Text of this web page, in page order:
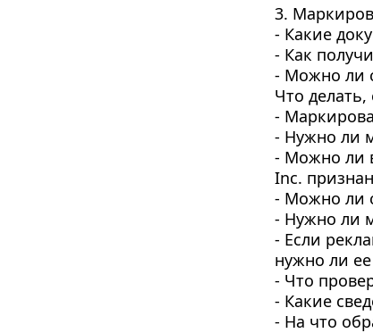
3.
- Какие
- Как
- Можно ли
Что
-
- Нужно ли
- Можно ли
Inc.
- Можно ли
- Нужно ли
- Если
нужно ли
- Что
- Какие
- На что